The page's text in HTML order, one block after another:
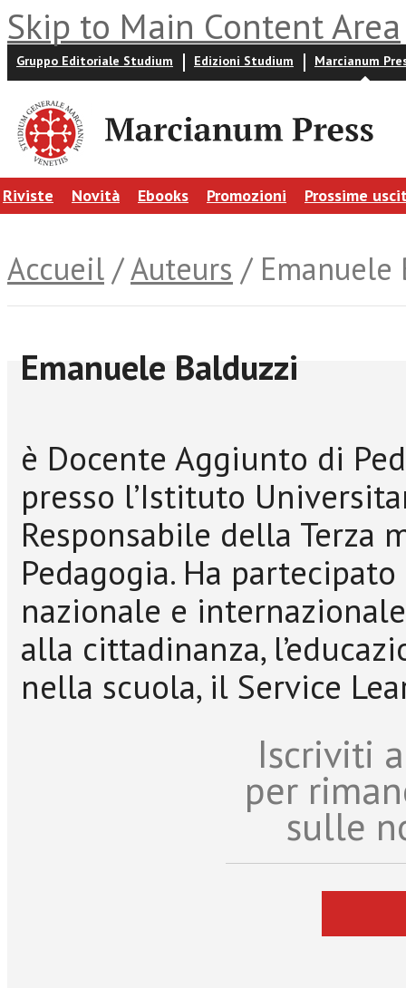
Skip to Main Content Area
Gruppo Editoriale Studium Edizioni Studium Marcianum
Riviste Novità Ebooks Promozioni Prossime
Accueil /Auteurs / Emanuele
Emanuele Balduzzi
è Docente Aggiunto di
presso l’Istituto
Responsabile della
Pedagogia. Ha
nazionale e
alla cittadinanza,
nella scuola, il Service
Iscriviti
per
sulle